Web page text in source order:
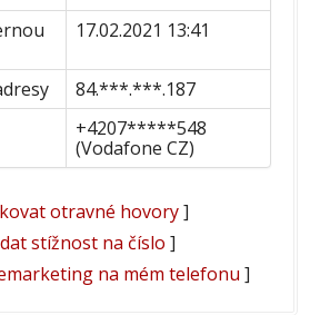
17.02.2021 13:41
84.***.***.187
+4207*****548
(Vodafone CZ)
otravné hovory]
stížnost na číslo ]
na mém telefonu ]